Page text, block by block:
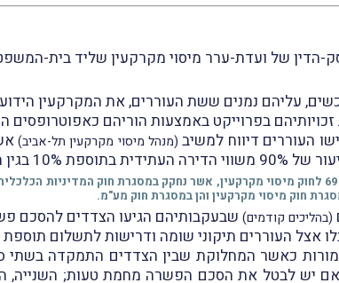
בפרוייקט באמצעות הוריהם
העוררים דיווח למשיב (מנהל מיסוי מקרקעין תל-אביב)
מראש ושכ"ט עו"ד.
חוק מיסוי מקרקעין והן במסגרת חוק מע"מ.
(בהליכים קודמים) שבעקבותיהם הגיעו הצדדים להסכם
אצל העוררים תיקוני שומה ודרישות לתשלום
כאשר המחלוקת שבין הצדדים התמקדה בשתי